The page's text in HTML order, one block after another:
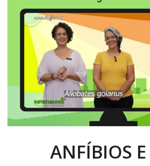
ANFÍBIOS